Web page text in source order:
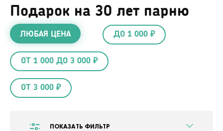
Подарок на 30 лет парню
ЛЮБАЯ ЦЕНА ДО 1 000 ₽
ОТ 1 000 ДО 3 000 ₽
ОТ 3 000 ₽
ПОКАЗАТЬ ФИЛЬТР